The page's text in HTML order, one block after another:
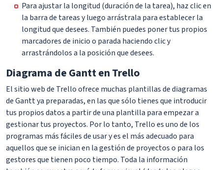
Para ajustar la longitud (duración de la tarea), haz clic en
la barra de tareas y luego arrástrala para establecer la
longitud que desees. También puedes poner tus propios
marcadores de inicio o parada haciendo clic y
arrastrándolos a la posición que desees.
Diagrama de Gantt en Trello
El sitio web de Trello ofrece muchas plantillas de diagramas
de Gantt ya preparadas, en las que sólo tienes que introducir
tus propios datos a partir de una plantilla para empezar a
gestionar tus proyectos. Por lo tanto, Trello es uno de los
programas más fáciles de usar y es el más adecuado para
aquellos que se inician en la gestión de proyectos o para los
gestores que tienen poco tiempo. Toda la información